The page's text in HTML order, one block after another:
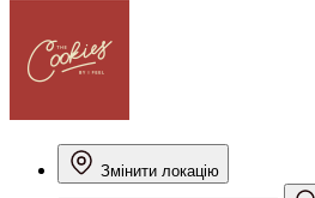
Змінити локацію